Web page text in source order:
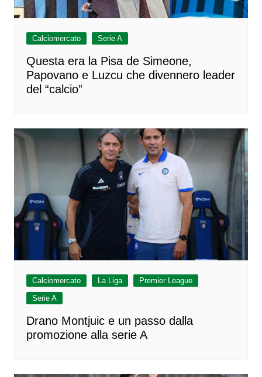
Calciomercato Serie A
Questa era la Pisa de Simeone,
Papovano e Luzcu che divennero leader
del “calcio”
Calciomercato La Liga
Premier League
Serie A
Drano Montjuic e un passo dalla
promozione alla serie A